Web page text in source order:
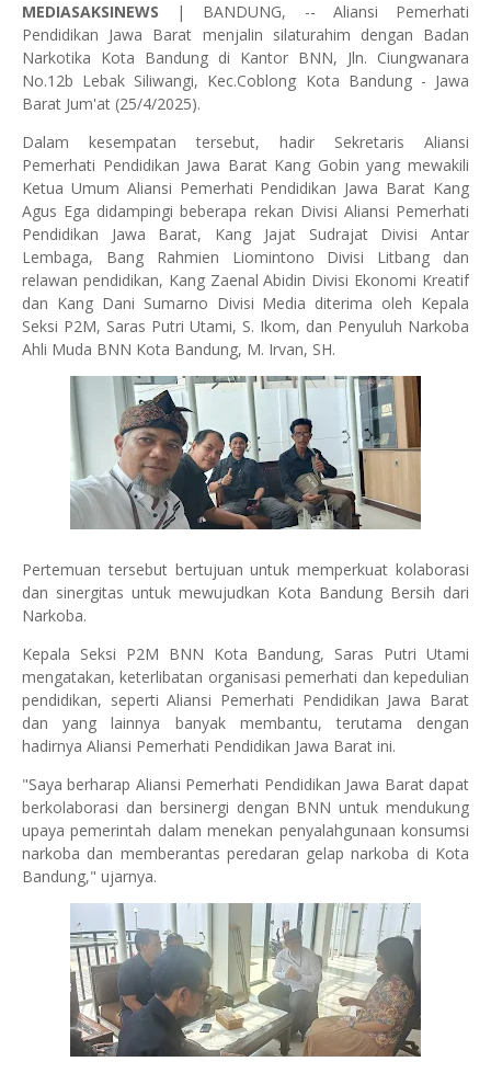
MEDIASAKSINEWS | BANDUNG, -- Aliansi Pemerhati
Pendidikan Jawa Barat menjalin silaturahim dengan Badan
Narkotika Kota Bandung di Kantor BNN, Jln. Ciungwanara
No.12b Lebak Siliwangi, Kec.Coblong Kota Bandung - Jawa
Barat Jum'at (25/4/2025).
Dalam kesempatan tersebut, hadir Sekretaris Aliansi
Pemerhati Pendidikan Jawa Barat Kang Gobin yang mewakili
Ketua Umum Aliansi Pemerhati Pendidikan Jawa Barat Kang
Agus Ega didampingi beberapa rekan Divisi Aliansi Pemerhati
Pendidikan Jawa Barat, Kang Jajat Sudrajat Divisi Antar
Lembaga, Bang Rahmien Liomintono Divisi Litbang dan
relawan pendidikan, Kang Zaenal Abidin Divisi Ekonomi Kreatif
dan Kang Dani Sumarno Divisi Media diterima oleh Kepala
Seksi P2M, Saras Putri Utami, S. Ikom, dan Penyuluh Narkoba
Ahli Muda BNN Kota Bandung, M. Irvan, SH.
Pertemuan tersebut bertujuan untuk memperkuat kolaborasi
dan sinergitas untuk mewujudkan Kota Bandung Bersih dari
Narkoba.
Kepala Seksi P2M BNN Kota Bandung, Saras Putri Utami
mengatakan, keterlibatan organisasi pemerhati dan kepedulian
pendidikan, seperti Aliansi Pemerhati Pendidikan Jawa Barat
dan yang lainnya banyak membantu, terutama dengan
hadirnya Aliansi Pemerhati Pendidikan Jawa Barat ini.
"Saya berharap Aliansi Pemerhati Pendidikan Jawa Barat dapat
berkolaborasi dan bersinergi dengan BNN untuk mendukung
upaya pemerintah dalam menekan penyalahgunaan konsumsi
narkoba dan memberantas peredaran gelap narkoba di Kota
Bandung," ujarnya.